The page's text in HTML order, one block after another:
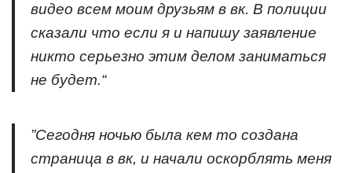
видео всем моим друзьям в вк. В полиции
сказали что если я и напишу заявление
никто серьезно этим делом заниматься
не будет.“
”Сегодня ночью была кем то создана
страница в вк, и начали оскорблять меня